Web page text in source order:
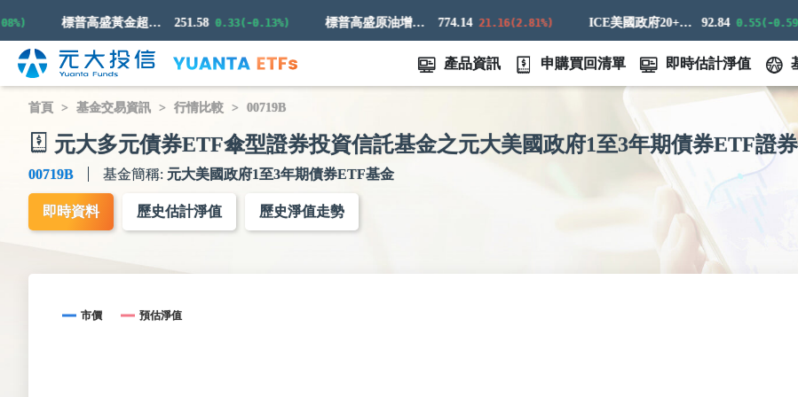
標普高盛黃金超額回報指數 251.58 0.33(-0.13%) 標普高盛原油增強超額回報指數 774.14 21.16(2.81%) ICE美國政府20+年期債券指數 92.84 0.55(-0.59%)
產品資訊 申購買回清單 即時估計淨值
首頁 基金交易資訊 行情比較 00719B
元大多元債券ETF傘型證券投資信託基金之元大美國政府1至3年期債券ETF證
00719B 基金簡稱: 元大美國政府1至3年期債券ETF基金
即時資料 歷史估計淨值 歷史淨值走勢
市價 預估淨值